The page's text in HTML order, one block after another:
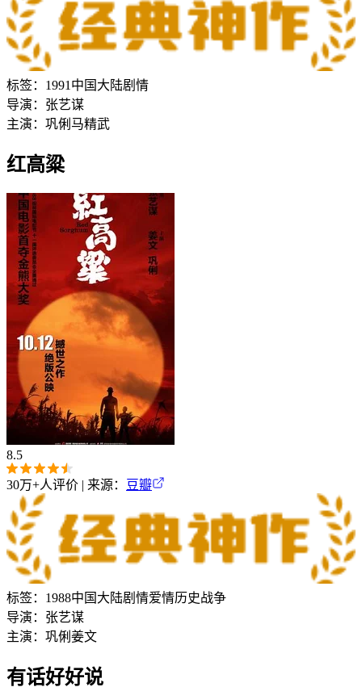
标签： 1991 中国大陆剧情
导演： 张艺谋
主演： 巩俐 马精武
红高粱
8.5
30万+人评价 | 来源： 豆瓣
标签： 1988中国大陆剧情爱情历史战争
导演： 张艺谋
主演： 巩俐 姜文
有话好好说